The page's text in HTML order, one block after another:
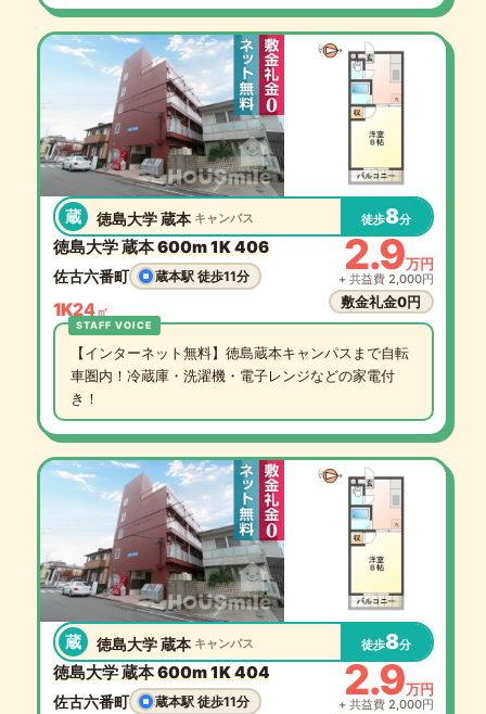
蔵 徳島大学 蔵本 キャンパス 徒歩8分
徳島大学 蔵本 600m 1K 406
佐古六番町 蔵本駅 徒歩11分
1K24㎡
2.9万円
+ 共益費 2,000円
敷金礼金0円
【インターネット無料】徳島蔵本キャンパスまで自転
車圏内！冷蔵庫・洗濯機・電子レンジなどの家電付
き！
蔵 徳島大学 蔵本 キャンパス 徒歩8分
徳島大学 蔵本 600m 1K 404
佐古六番町 蔵本駅 徒歩11分 2.9万円
+ 共益費 2,000円